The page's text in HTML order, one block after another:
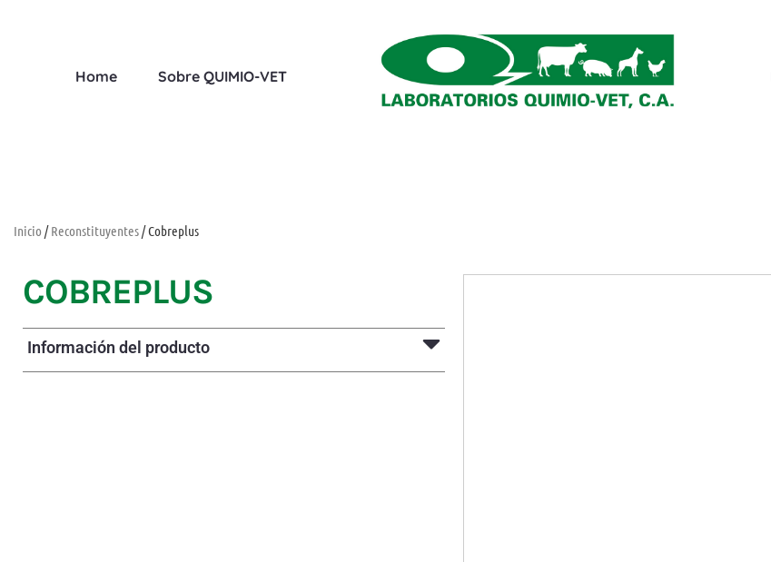
Home Sobre QUIMIO-VET
Inicio /Reconstituyentes/ Cobreplus
COBREPLUS
Información del producto